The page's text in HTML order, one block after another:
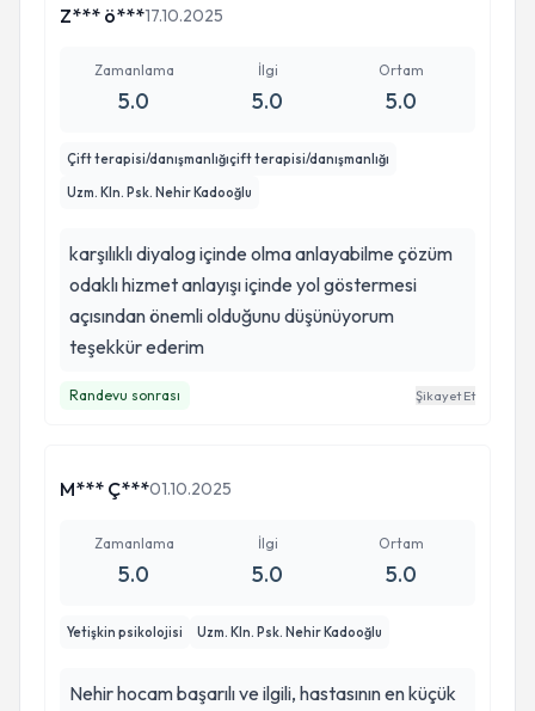
Z*** ö***17.10.2025
Zamanlama
5.0
İlgi
5.0
Ortam
5.0
Çift terapisi/danışmanlığıçift terapisi/danışmanlığı
Uzm. Kln. Psk. Nehir Kadooğlu
karşılıklı diyalog içinde olma anlayabilme çözüm
odaklı hizmet anlayışı içinde yol göstermesi
açısından önemli olduğunu düşünüyorum
teşekkür ederim
Randevu sonrası Şikayet Et
M*** Ç***01.10.2025
Zamanlama
5.0
İlgi
5.0
Ortam
5.0
Yetişkin psikolojisi Uzm. Kln. Psk. Nehir Kadooğlu
Nehir hocam başarılı ve ilgili, hastasının en küçük